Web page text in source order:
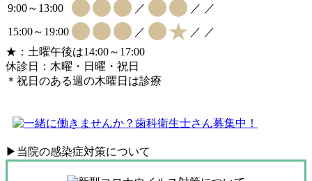
9:00～13:00
／ ／ ／
15:00～19:00
／ ／ ／
★：土曜午後は14:00～17:00
休診日：木曜・日曜・祝日
＊祝日のある週の木曜日は診療
▶ 当院の感染症対策について